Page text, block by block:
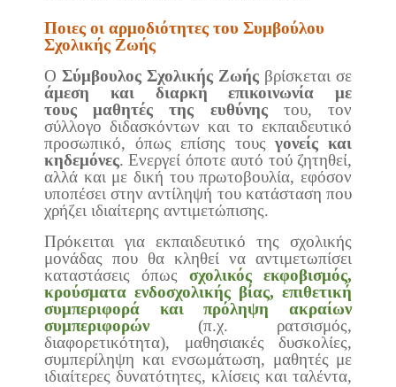
Ποιες οι αρμοδιότητες του Συμβούλου
Σχολικής Ζωής
Ο Σύμβουλος Σχολικής Ζωής βρίσκεται σε
άμεση και διαρκή επικοινωνία με
τουςμαθητές της ευθύνηςτου, τον
σύλλογο διδασκόντων και το εκπαιδευτικό
προσωπικό, όπως επίσης τουςγονείς και
κηδεμόνες. Ενεργεί όποτε αυτό τού ζητηθεί,
αλλά και με δική του πρωτοβουλία, εφόσον
υποπέσει στην αντίληψή του κατάσταση που
χρήζει ιδιαίτερης αντιμετώπισης.
Πρόκειται για εκπαιδευτικό της σχολικής
μονάδας που θα κληθεί να αντιμετωπίσει
καταστάσεις όπως σχολικός εκφοβισμός,
κρούσματα ενδοσχολικής βίας, επιθετική
συμπεριφορά και πρόληψη ακραίων
συμπεριφορών (π.χ. ρατσισμός,
διαφορετικότητα), μαθησιακές δυσκολίες,
συμπερίληψη και ενσωμάτωση, μαθητές με
ιδιαίτερες δυνατότητες, κλίσεις και ταλέντα,